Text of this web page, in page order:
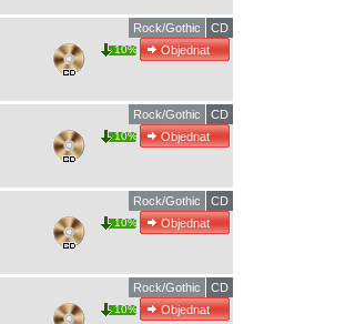
CD
Rock/Gothic
10%
CD
Rock/Gothic
10%
CD
Rock/Gothic
10%
CD
Rock/Gothic
10%